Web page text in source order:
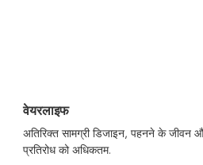
वेयरलाइफ
अतिरिक्त सामग्री डिजाइन, पहनने के जीवन
प्रतिरोध को अधिकतम.